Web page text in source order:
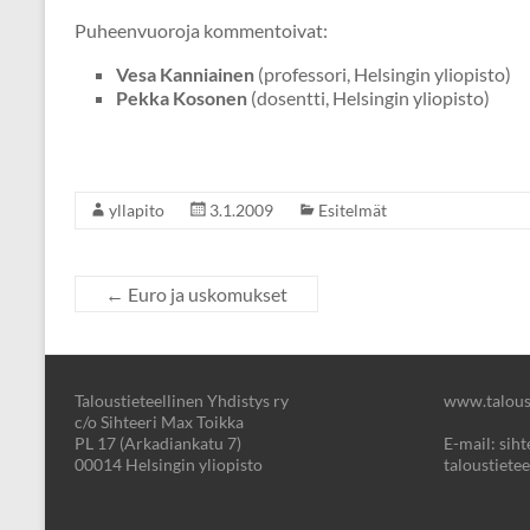
Puheenvuoroja kommentoivat:
Vesa Kanniainen (professori, Helsingin yliopisto)
Pekka Kosonen (dosentti, Helsingin yliopisto)
yllapito 3.1.2009 Esitelmät
← Euro ja uskomukset
Taloustieteellinen Yhdistys ry
c/o Sihteeri Max Toikka
PL 17 (Arkadiankatu 7)
00014 Helsingin yliopisto
E-mail: